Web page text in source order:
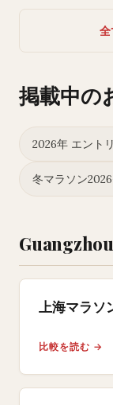
全
掲載中の
2026年 エント
冬マラソン
上海マラ
比較を読む →